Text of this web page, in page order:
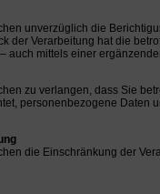
unverzüglich die
der Verarbeitung hat die
mittels einer
zu verlangen, dass Sie
personenbezogene Daten
die Einschränkung der